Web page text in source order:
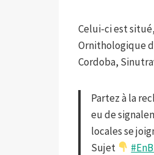
Celui-ci est
Ornithologique
Cordoba,
Partez à la
eu de
locales se
Sujet